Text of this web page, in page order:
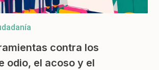
contra los
odio, el acoso y el